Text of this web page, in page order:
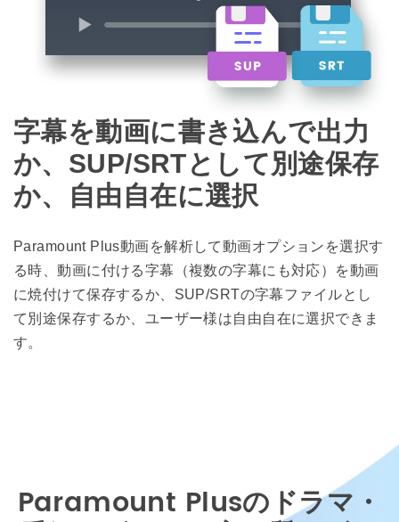
字幕を動画に書き込んで出力
か、SUP/SRTとして別途保存
か、自由自在に選択
Paramount Plus動画を解析して動画オプションを選択す
る時、動画に付ける字幕（複数の字幕にも対応）を動画
に焼付けて保存するか、SUP/SRTの字幕ファイルとし
て別途保存するか、ユーザー様は自由自在に選択できま
す。
Paramount Plusのドラマ・